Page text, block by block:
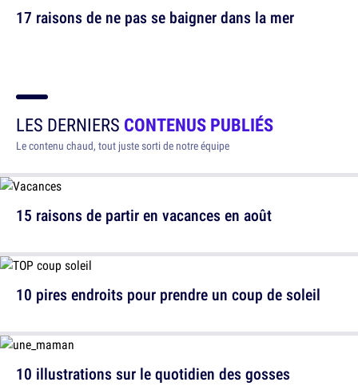
17 raisons de ne pas se baigner dans la mer
LES DERNIERS CONTENUS PUBLIÉS
Le contenu chaud, tout juste sorti de notre équipe
15 raisons de partir en vacances en août
10 illustrations sur le quotidien des gosses
10 pires endroits pour prendre un coup de soleil